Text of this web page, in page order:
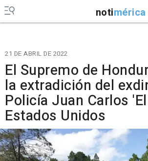
notimérica
21 DE ABRIL DE 2022
El Supremo de
la extradición del
Policía Juan Carlos
Estados Unidos